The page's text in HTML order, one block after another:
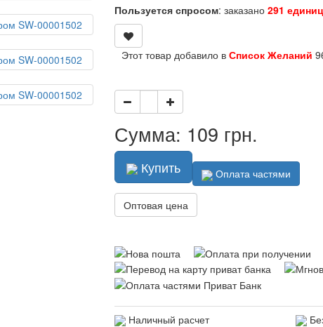
Пользуется спросом: заказано 291 единиц
Этот товар добавило в Список Желаний
Сумма: 109 грн.
Купить Оплата частями
Оптовая цена
Наличный расчет